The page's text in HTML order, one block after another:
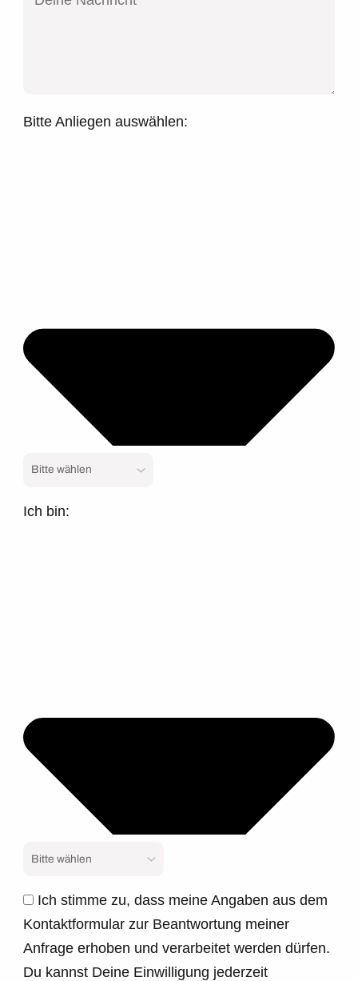
Bitte Anliegen auswählen:
Ich bin:
Ich stimme zu, dass meine Angaben aus dem
Kontaktformular zur Beantwortung meiner
Anfrage erhoben und verarbeitet werden dürfen.
Du kannst Deine Einwilligung jederzeit